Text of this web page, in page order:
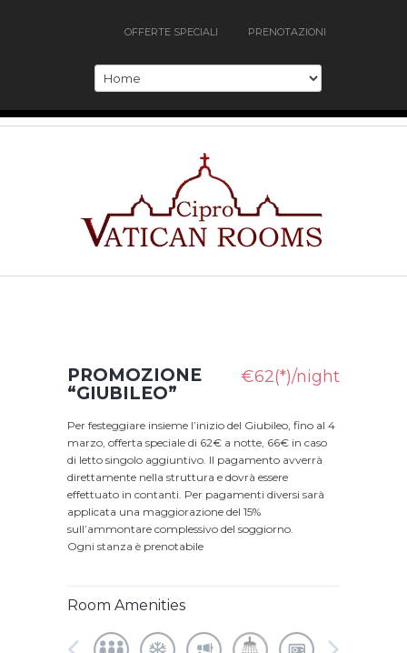
OFFERTE SPECIALI PRENOTAZIONI
PROMOZIONE
“GIUBILEO”
€62(*)/night
Per festeggiare insieme l’inizio del Giubileo, fino al 4
marzo, offerta speciale di 62€ a notte, 66€ in caso
di letto singolo aggiuntivo. Il pagamento avverrà
direttamente nella struttura e dovrà essere
effettuato in contanti. Per pagamenti diversi sarà
applicata una maggiorazione del 15%
sull’ammontare complessivo del soggiorno.
Ogni stanza è prenotabile
Room Amenities